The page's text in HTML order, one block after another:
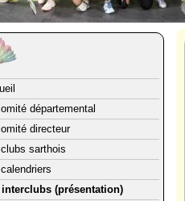
départemental
directeur
sarthois
interclubs (présentation)